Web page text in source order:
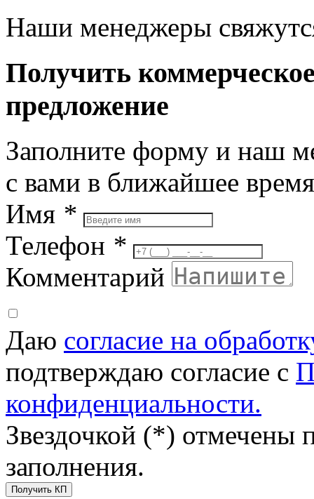
Наши менеджеры
Получить
предложение
Заполните форму и наш
с вами в ближайшее время
Имя *
Телефон *
Комментарий
Даю согласие на
подтверждаю согласие с
конфиденциальности.
Звездочкой (*) отмечены
заполнения.
Получить КП